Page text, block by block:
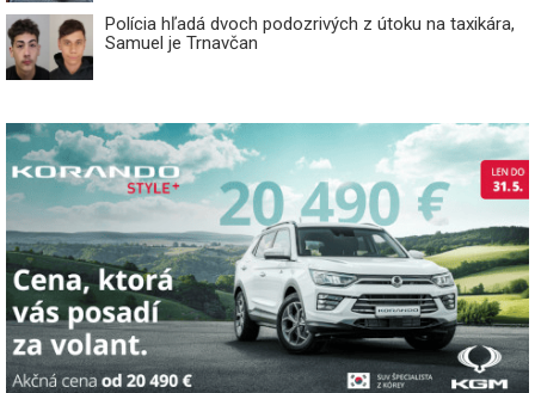
Polícia hľadá dvoch podozrivých z útoku na taxikára,
Samuel je Trnavčan